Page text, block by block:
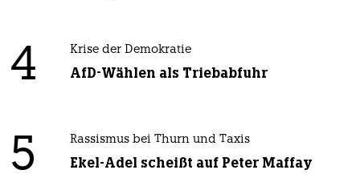
4 Krise der Demokratie
AfD-Wählen als Triebabfuhr
5 Rassismus bei Thurn und Taxis
Ekel-Adel scheißt auf Peter Maffay